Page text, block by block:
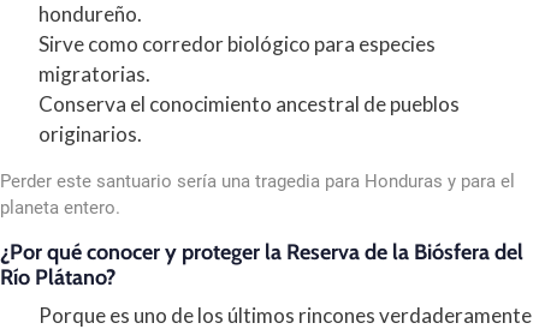
hondureño.
Sirve como corredor biológico para especies
migratorias.
Conserva el conocimiento ancestral de pueblos
originarios.
Perder este santuario sería una tragedia para Honduras y para el
planeta entero.
¿Por qué conocer y proteger la Reserva de la Biósfera del
Río Plátano?
Porque es uno de los últimos rincones verdaderamente